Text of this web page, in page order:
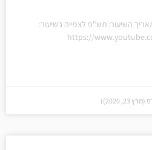
השיעור: תש"פ לצפייה בשיעור:
https://
2020))